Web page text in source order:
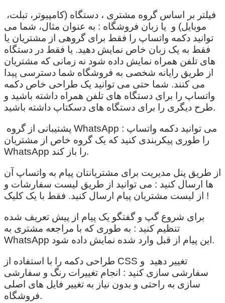
موبایل) و یا زبان فروشگاه : به عنوان مثال، شما می
توانید دکمه واتساپ را فقط برای گروهی از مشتریان یا
فقط به یک زبان خاص نمایش دهید. یا فقط در دستگاه
های تلفن همراه نمایش داده شود نه زمانی که مشتریان
از طریق رایانه شخصی به فروشگاه شما دسترسی پیدا
می کنند. شما حتی می توانید یک طراحی خاص دکمه
واتساپ را برای دستگاه های تلفن همراه داشته باشید و
طرح دیگری را برای دستگاه های دسکتاپ داشته باشید.
را طوری پیکربندی کنید که یک گروه خاص از مشتریان
WhatsApp را باز کند.
از طریق پنل مدیریت برای مشتریانتان پیام به واتساپ آن
ها ارسال کنید : می توانید از طریق لیست سفارشات و
از لیست مشتریان پیام ارسال کنید. فقط با یک کلیک !
برای شروع گپ و گفتگو یک پیام از پیش تعریف شده
تنظیم کنید : به طوری که با مراجعه مشتری به
WhatsApp این پیام از قبل وارد شده نمایش داده شود.
طراحی دکمه را با استفاده از CSS تغییر دهید و
سفارشی سازی کنید : انجام تغییرات رنگ و سفارشی
سازی به راحتی و بدون نیاز به تغییر فایل های اصلی
فروشگاه.